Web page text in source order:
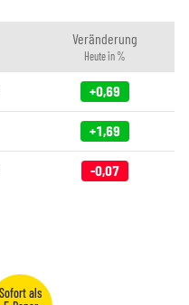
Veränderung
Heute in %
+0,69
+1,69
-0,07